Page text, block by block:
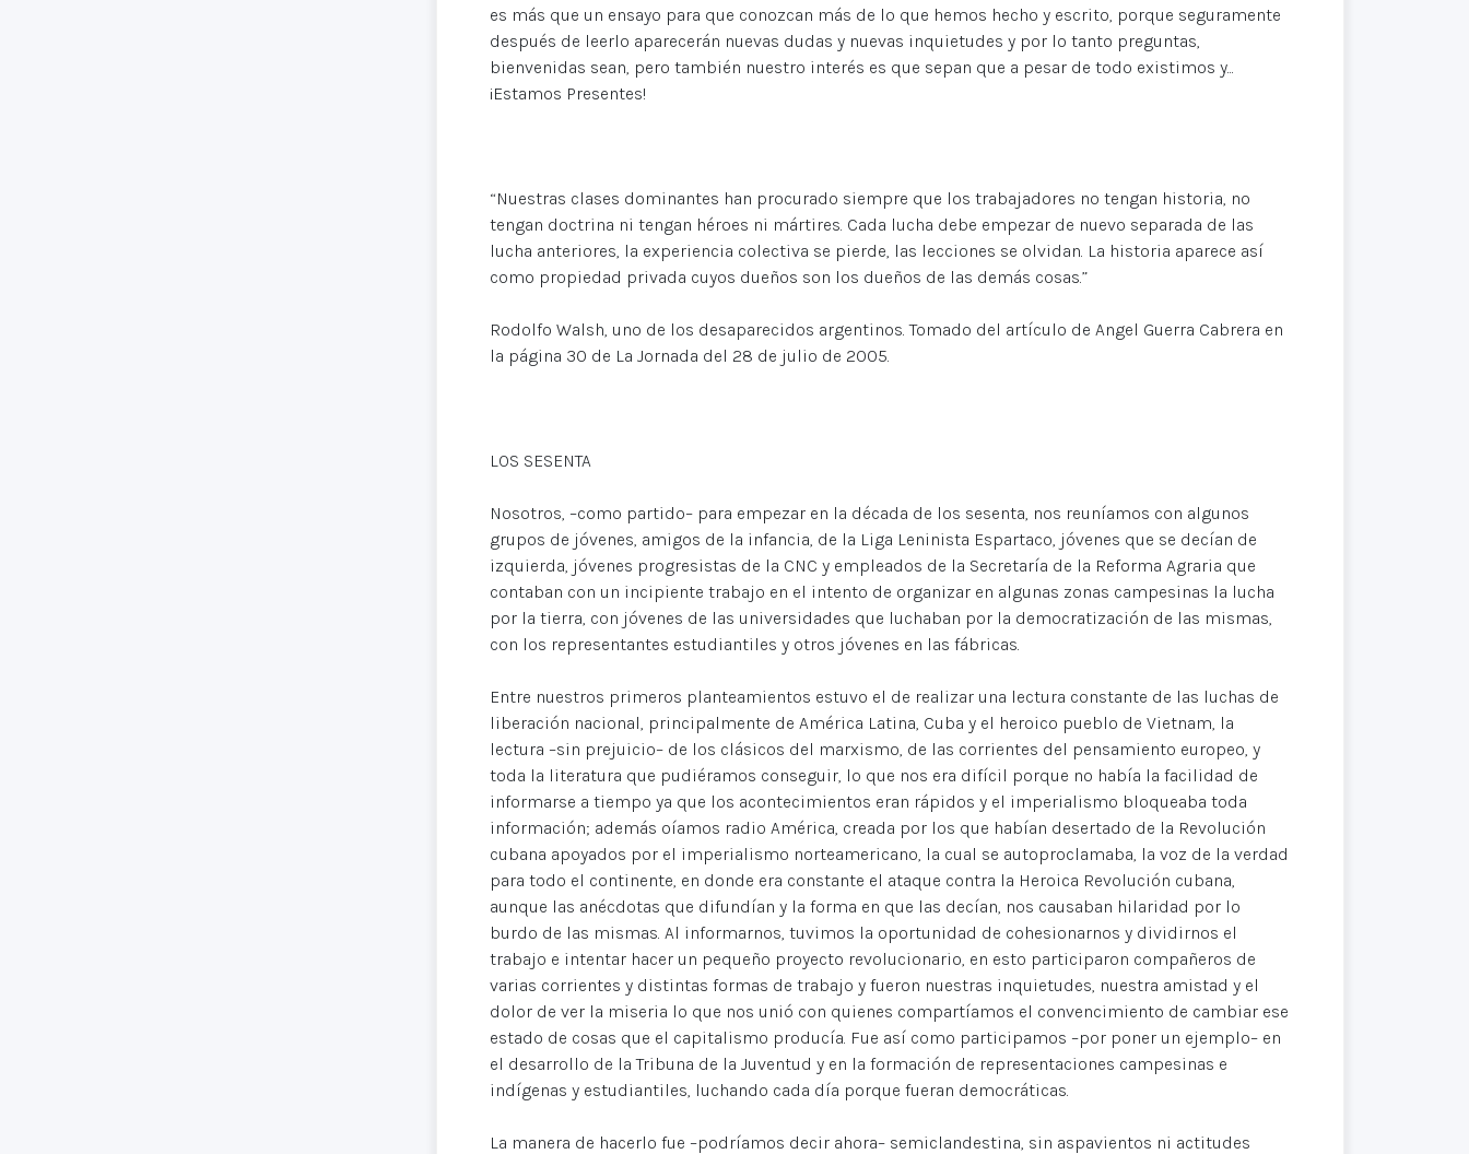
es más que un ensayo para que conozcan más de lo que hemos hecho y escrito, porque seguramente
después de leerlo aparecerán nuevas dudas y nuevas inquietudes y por lo tanto preguntas,
bienvenidas sean, pero también nuestro interés es que sepan que a pesar de todo existimos y...
¡Estamos Presentes!
“Nuestras clases dominantes han procurado siempre que los trabajadores no tengan historia, no
tengan doctrina ni tengan héroes ni mártires. Cada lucha debe empezar de nuevo separada de las
lucha anteriores, la experiencia colectiva se pierde, las lecciones se olvidan. La historia aparece así
como propiedad privada cuyos dueños son los dueños de las demás cosas.”
Rodolfo Walsh, uno de los desaparecidos argentinos. Tomado del artículo de Angel Guerra Cabrera en
la página 30 de La Jornada del 28 de julio de 2005.
LOS SESENTA
Nosotros, –como partido– para empezar en la década de los sesenta, nos reuníamos con algunos
grupos de jóvenes, amigos de la infancia, de la Liga Leninista Espartaco, jóvenes que se decían de
izquierda, jóvenes progresistas de la CNC y empleados de la Secretaría de la Reforma Agraria que
contaban con un incipiente trabajo en el intento de organizar en algunas zonas campesinas la lucha
por la tierra, con jóvenes de las universidades que luchaban por la democratización de las mismas,
con los representantes estudiantiles y otros jóvenes en las fábricas.
Entre nuestros primeros planteamientos estuvo el de realizar una lectura constante de las luchas de
liberación nacional, principalmente de América Latina, Cuba y el heroico pueblo de Vietnam, la
lectura –sin prejuicio– de los clásicos del marxismo, de las corrientes del pensamiento europeo, y
toda la literatura que pudiéramos conseguir, lo que nos era difícil porque no había la facilidad de
informarse a tiempo ya que los acontecimientos eran rápidos y el imperialismo bloqueaba toda
información; además oíamos radio América, creada por los que habían desertado de la Revolución
cubana apoyados por el imperialismo norteamericano, la cual se autoproclamaba, la voz de la verdad
para todo el continente, en donde era constante el ataque contra la Heroica Revolución cubana,
aunque las anécdotas que difundían y la forma en que las decían, nos causaban hilaridad por lo
burdo de las mismas. Al informarnos, tuvimos la oportunidad de cohesionarnos y dividirnos el
trabajo e intentar hacer un pequeño proyecto revolucionario, en esto participaron compañeros de
varias corrientes y distintas formas de trabajo y fueron nuestras inquietudes, nuestra amistad y el
dolor de ver la miseria lo que nos unió con quienes compartíamos el convencimiento de cambiar ese
estado de cosas que el capitalismo producía. Fue así como participamos –por poner un ejemplo– en
el desarrollo de la Tribuna de la Juventud y en la formación de representaciones campesinas e
indígenas y estudiantiles, luchando cada día porque fueran democráticas.
La manera de hacerlo fue –podríamos decir ahora– semiclandestina, sin aspavientos ni actitudes